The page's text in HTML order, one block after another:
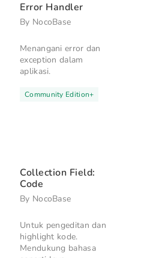
Error Handler
By NocoBase
Menangani error dan
exception dalam
aplikasi.
Community Edition+
Collection Field:
Code
By NocoBase
Untuk pengeditan dan
highlight kode.
Mendukung bahasa